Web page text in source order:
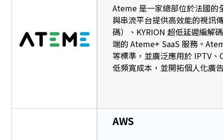
Ateme 是一家總部位於法國的
與串流平台提供高效能的視訊
碼）、KYRION 超低延遲編解
端的 Ateme+ SaaS 服務。
等標準，並廣泛應用於 IPTV
低頻寬成本，並開拓個人化廣
AWS